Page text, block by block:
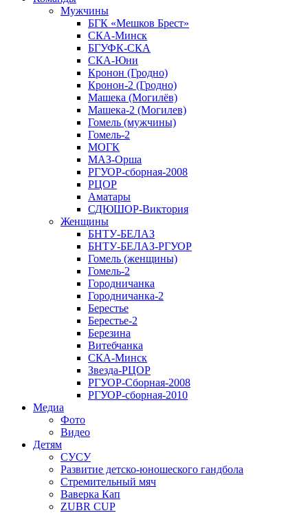
Мужчины
БГК «Мешков Брест»
СКА-Минск
БГУФК-СКА
СКА-Юни
Кронон (Гродно)
Кронон-2 (Гродно)
Машека (Могилёв)
Машека-2 (Могилев)
Гомель (мужчины)
Гомель-2
МОГК
МАЗ-Орша
РГУОР-сборная-2008
РЦОР
Аматары
СДЮШОР-Виктория
Женщины
БНТУ-БЕЛАЗ
БНТУ-БЕЛАЗ-РГУОР
Гомель (женщины)
Гомель-2
Городничанка
Городничанка-2
Берестье
Берестье-2
Березина
Витебчанка
СКА-Минск
Звезда-РЦОР
РГУОР-Сборная-2008
РГУОР-сборная-2010
Медиа
Фото
Видео
Детям
СУСУ
Развитие детско-юношеского гандбола
Стремительный мяч
Ваверка Кап
ZUBR CUP